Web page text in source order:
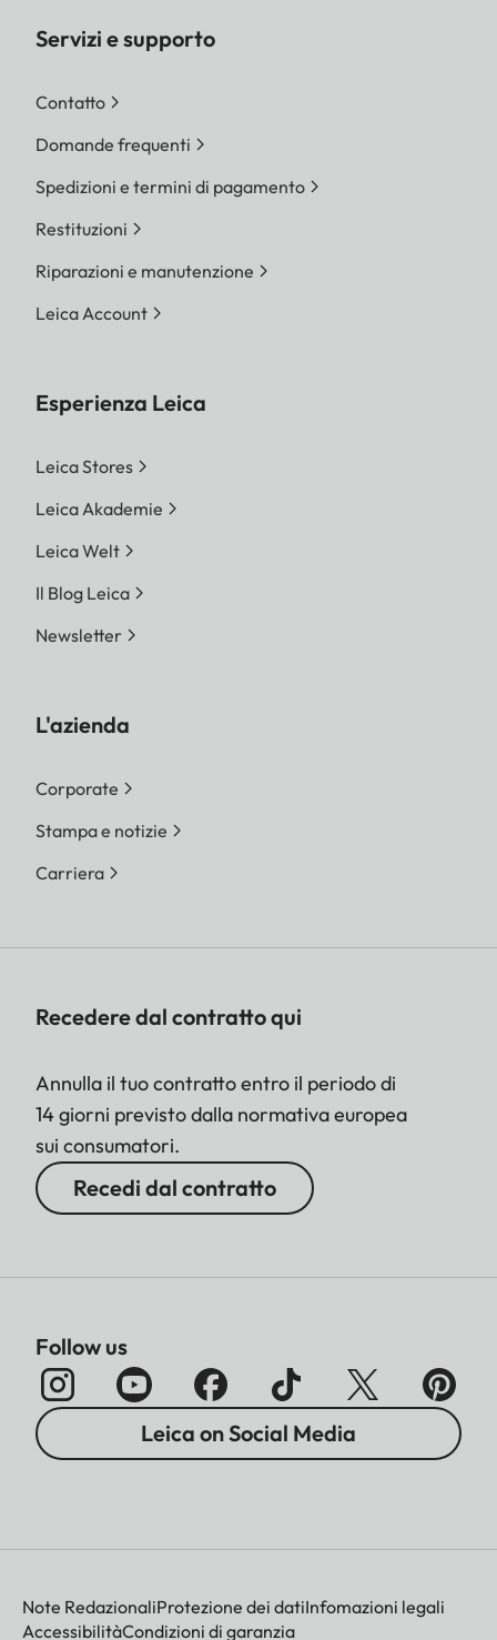
Servizi e supporto
Contatto
Domande frequenti
Spedizioni e termini di pagamento
Restituzioni
Riparazioni e manutenzione
Leica Account
Esperienza Leica
Leica Stores
Leica Akademie
Leica Welt
Il Blog Leica
Newsletter
L'azienda
Corporate
Stampa e notizie
Carriera
Recedere dal contratto qui
Annulla il tuo contratto entro il periodo di
14 giorni previsto dalla normativa europea
sui consumatori.
Recedi dal contratto
Follow us
Leica on Social Media
Note RedazionaliProtezione dei datiInfomazioni legali
AccessibilitàCondizioni di garanzia